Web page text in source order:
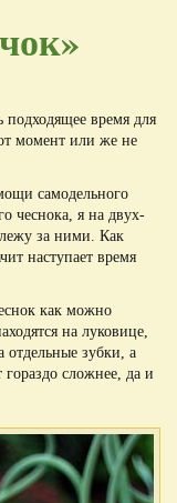
подходящее время для
момент или же не
самодельного
чеснока, я на двух-
за ними. Как
наступает время
как можно
на луковице,
отдельные зубки, а
гораздо сложнее, да и